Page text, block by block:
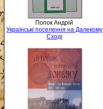
Попок Андрій
Українські поселення на Далекому
Сході